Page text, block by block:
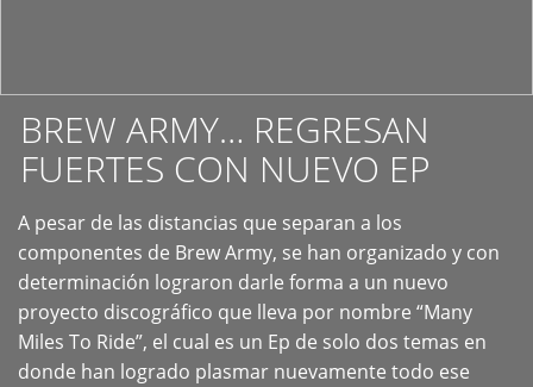
BREW ARMY… REGRESAN
FUERTES CON NUEVO EP
A pesar de las distancias que separan a los
componentes de Brew Army, se han organizado y con
determinación lograron darle forma a un nuevo
proyecto discográfico que lleva por nombre “Many
Miles To Ride”, el cual es un Ep de solo dos temas en
donde han logrado plasmar nuevamente todo ese
+